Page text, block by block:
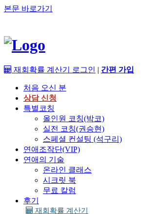
본문 바로가기
재회확률 계산기 로그인 | 간편 가입
처음 오신 분
상담 신청
특별코칭
올인원 코칭(박코)
실전 코칭(권승현)
스페셜 컨설팅 (석구리)
연애조작단(VIP)
연애의 기술
온라인 클래스
시크릿 북
무료 칼럼
후기
재회확률 계산기